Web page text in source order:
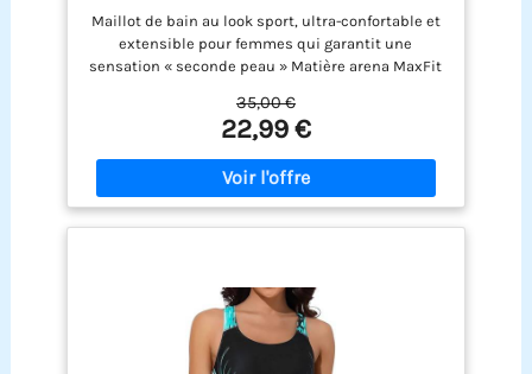
Maillot de bain au look sport, ultra-confortable et
extensible pour femmes qui garantit une
sensation « seconde peau » Matière arena MaxFit
résistante au chlore et à l’eau salée, protection UV
UPF 50+, séchage rapide, excellent maintien et
confort optimal, confectionnée avec du polyamide
recyclé Bretelles larges et dos ergonomique pour
un bon soutien et un maintien stable. La matière
principale du produit a reçu la certification OEKO-
aquatiques à la piscine, à la plage et dans tout
autre environnement aquatique. 80 % polyamide,
20 % élasthanne (matière éco-responsable : 100 %
polyamide recyclé)
35,00 €
22,99 €